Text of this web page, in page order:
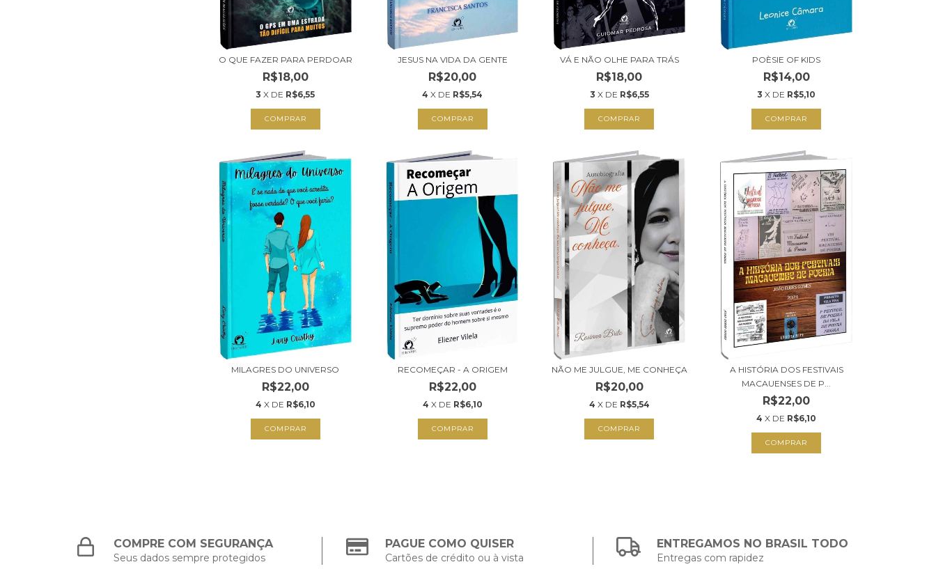
O QUE FAZER PARA PERDOAR
R$18,00
3 X DE R$6,55
COMPRAR
JESUS NA VIDA DA GENTE
R$20,00
4 X DE R$5,54
COMPRAR
VÁ E NÃO OLHE PARA TRÁS
R$18,00
3 X DE R$6,55
COMPRAR
POÈSIE OF KIDS
R$14,00
3 X DE R$5,10
COMPRAR
MILAGRES DO UNIVERSO
R$22,00
4 X DE R$6,10
COMPRAR
RECOMEÇAR - A ORIGEM
R$22,00
4 X DE R$6,10
COMPRAR
NÃO ME JULGUE, ME CONHEÇA
R$20,00
4 X DE R$5,54
COMPRAR
A HISTÓRIA DOS FESTIVAIS
MACAUENSES DE P...
R$22,00
4 X DE R$6,10
COMPRAR
COMPRE COM SEGURANÇA
Seus dados sempre protegidos
PAGUE COMO QUISER
Cartões de crédito ou à vista
ENTREGAMOS NO BRASIL TODO
Entregas com rapidez